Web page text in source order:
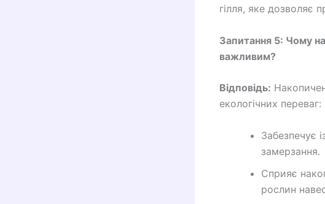
гілля, яке дозволяє
Запитання 5: Чому
важливим?
Відповідь:
екологічних переваг:
Забезпечує
замерзання.
Сприяє
рослин